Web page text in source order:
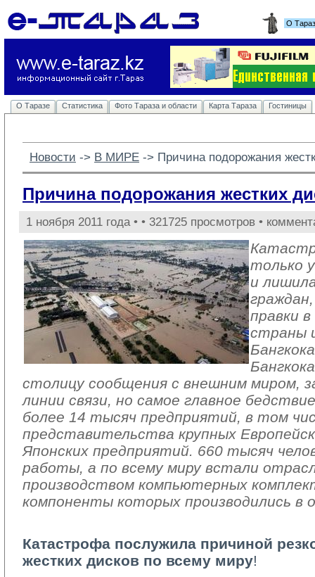
О
О Таразе Статистика Фото Тараза и области Карта Тараза Гостиницы
Новости -> В МИРЕ -> Причина подорожания
Причина подорожания жестких
1 ноября 2011 года • • 321725 просмотров •
только
и
правки
страны
столицу сообщения с внешним миром,
линии связи, но самое главное
более 14 тысяч предприятий, в том
представительства крупных
Японских предприятий. 660 тысяч
работы, а по всему миру встали
производством компьютерных
компоненты которых производились в
Катастрофа послужила причиной
жестких дисков по всему миру!